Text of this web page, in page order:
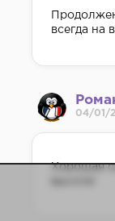
всегда на
04/01/
Хорошая